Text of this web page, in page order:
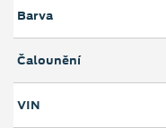
Barva
Čalounění
VIN